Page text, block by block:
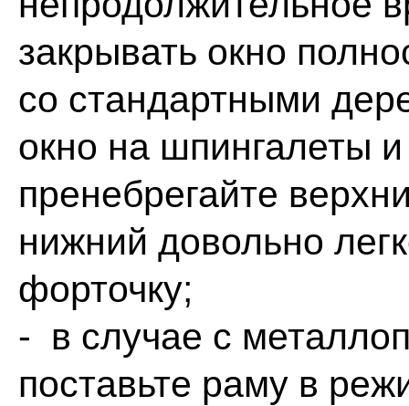
закрывать окно
со стандартными
окно на шпингалеты
пренебрегайте
нижний довольно
форточку;
- в случае с
поставьте раму в